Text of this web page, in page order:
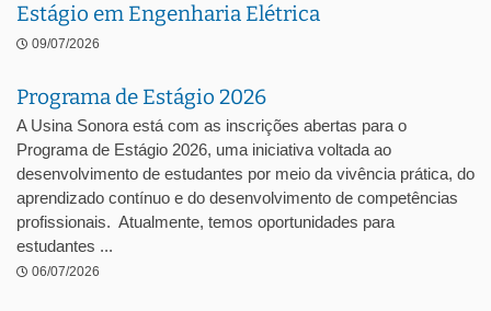
Estágio em Engenharia Elétrica
09/07/2026
Programa de Estágio 2026
A Usina Sonora está com as inscrições abertas para o
Programa de Estágio 2026, uma iniciativa voltada ao
desenvolvimento de estudantes por meio da vivência prática, do
aprendizado contínuo e do desenvolvimento de competências
profissionais. Atualmente, temos oportunidades para
estudantes ...
06/07/2026